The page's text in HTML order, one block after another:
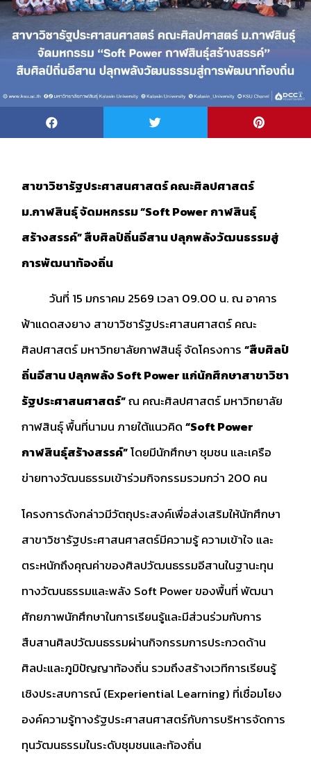
สาขาวิชารัฐประศาสนศาสตร์ คณะศิลปศาสตร์
ม.กาฬสินธุ์ จัดมหกรรม “Soft Power กาฬสินธุ์
สร้างสรรค์” สืบศิลป์ถิ่นอีสาน ปลุกพลังวัฒนธรรมสู่
การพัฒนาท้องถิ่น
วันที่ 15 มกราคม 2569 เวลา 09.00 น. ณ อาคาร
ฟ้าแดดสงยาง สาขาวิชารัฐประศาสนศาสตร์ คณะ
ศิลปศาสตร์ มหาวิทยาลัยกาฬสินธุ์ จัดโครงการ“สืบศิลป์
ถิ่นอีสาน ปลุกพลัง Soft Power แก่นักศึกษาสาขาวิชา
รัฐประศาสนศาสตร์”ณ คณะศิลปศาสตร์ มหาวิทยาลัย
กาฬสินธุ์ พื้นที่นามน ภายใต้แนวคิด“Soft Power
กาฬสินธุ์สร้างสรรค์”โดยมีนักศึกษา ชุมชน และเครือ
ข่ายทางวัฒนธรรมเข้าร่วมกิจกรรมรวมกว่า 200 คน
โครงการดังกล่าวมีวัตถุประสงค์เพื่อส่งเสริมให้นักศึกษา
สาขาวิชารัฐประศาสนศาสตร์มีความรู้ ความเข้าใจ และ
ตระหนักถึงคุณค่าของศิลปวัฒนธรรมอีสานในฐานะทุน
ทางวัฒนธรรมและพลัง Soft Power ของพื้นที่ พัฒนา
ศักยภาพนักศึกษาในการเรียนรู้และมีส่วนร่วมกับการ
สืบสานศิลปวัฒนธรรมผ่านกิจกรรมการประกวดด้าน
ศิลปะและภูมิปัญญาท้องถิ่น รวมถึงสร้างเวทีการเรียนรู้
เชิงประสบการณ์ (Experiential Learning) ที่เชื่อมโยง
องค์ความรู้ทางรัฐประศาสนศาสตร์กับการบริหารจัดการ
ทุนวัฒนธรรมในระดับชุมชนและท้องถิ่น